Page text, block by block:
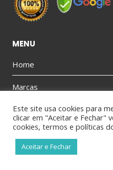
MENU
Home
Marcas
Produtos
Contato
Sobre
Este site usa cookies para
clicar em "Aceitar e Fechar"
cookies, termos e políticas
Aceitar e Fechar